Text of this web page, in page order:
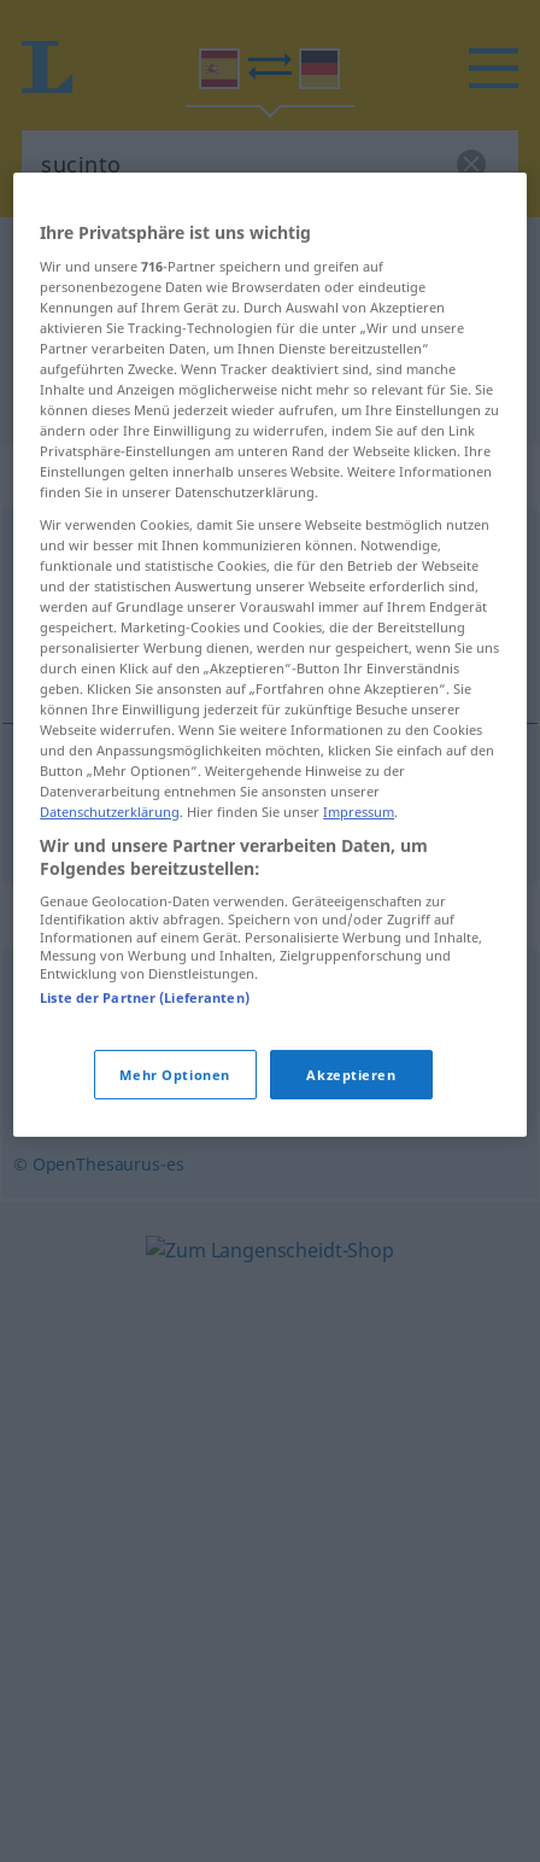
Spanisch-Deutsch Übersetzung für
"sucinto"
"sucinto" Deutsch Übersetzung
„sucinto“: adjetivo
sucinto [suˈθinto]adj
Übersicht aller Übersetzungen
(Für mehr Details die Übersetzung anklicken/antippen)
gedrängt, kurz, knapp
gedrängt,kurz,knapp sucinto
Synonyme für "sucinto"
lacónico,escueto,conciso,
momentáneo,pasajero, transitorio,limitado
perecedero,precario,temporal,exiguo,fugaz
© OpenThesaurus-es
Ihre Privatsphäre ist uns wichtig
Wir und unsere716-Partner speichern und greifen auf
personenbezogene Daten wie Browserdaten oder eindeutige
Kennungen auf Ihrem Gerät zu. Durch Auswahl von Akzeptieren
aktivieren Sie Tracking-Technologien für die unter „Wir und unsere
Partner verarbeiten Daten, um Ihnen Dienste bereitzustellen“
aufgeführten Zwecke. Wenn Tracker deaktiviert sind, sind manche
Inhalte und Anzeigen möglicherweise nicht mehr so relevant für Sie. Sie
können dieses Menü jederzeit wieder aufrufen, um Ihre Einstellungen zu
ändern oder Ihre Einwilligung zu widerrufen, indem Sie auf den Link
Privatsphäre-Einstellungen am unteren Rand der Webseite klicken. Ihre
Einstellungen gelten innerhalb unseres Website. Weitere Informationen
finden Sie in unserer Datenschutzerklärung.
Wir verwenden Cookies, damit Sie unsere Webseite bestmöglich nutzen
und wir besser mit Ihnen kommunizieren können. Notwendige,
funktionale und statistische Cookies, die für den Betrieb der Webseite
und der statistischen Auswertung unserer Webseite erforderlich sind,
werden auf Grundlage unserer Vorauswahl immer auf Ihrem Endgerät
gespeichert. Marketing-Cookies und Cookies, die der Bereitstellung
personalisierter Werbung dienen, werden nur gespeichert, wenn Sie uns
durch einen Klick auf den „Akzeptieren“-Button Ihr Einverständnis
geben. Klicken Sie ansonsten auf „Fortfahren ohne Akzeptieren“. Sie
können Ihre Einwilligung jederzeit für zukünftige Besuche unserer
Webseite widerrufen. Wenn Sie weitere Informationen zu den Cookies
und den Anpassungsmöglichkeiten möchten, klicken Sie einfach auf den
Button „Mehr Optionen“. Weitergehende Hinweise zu der
Datenverarbeitung entnehmen Sie ansonsten unserer
Datenschutzerklärung. Hier finden Sie unserImpressum.
Wir und unsere Partner verarbeiten Daten, um
Folgendes bereitzustellen:
Genaue Geolocation-Daten verwenden. Geräteeigenschaften zur
Identifikation aktiv abfragen. Speichern von und/oder Zugriff auf
Informationen auf einem Gerät. Personalisierte Werbung und Inhalte,
Messung von Werbung und Inhalten, Zielgruppenforschung und
Entwicklung von Dienstleistungen.
Liste der Partner (Lieferanten)
Mehr Optionen Akzeptieren